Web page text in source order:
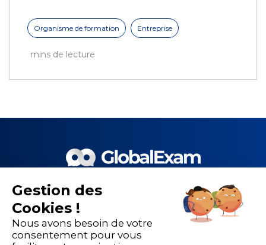
Organisme de formation Entreprise
mins de lecture
Le meilleur de la EdTech et de
nos 1 500 partenaires pour la
performance de la formation
Gestion des
Cookies !
Nous avons besoin de votre
consentement pour vous